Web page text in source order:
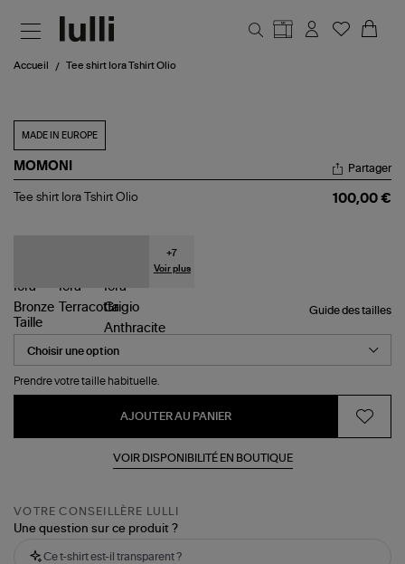
Accueil Tee shirt Iora Tshirt Olio
MADE IN EUROPE
MOMONI
Tee
Partager
Tee shirt Iora Tshirt Olio 100,00 €
+7
Voir plus
Guide des tailles
Taille
Prendre votre taille habituelle.
AJOUTER AU PANIER
VOIR DISPONIBILITÉ EN BOUTIQUE
VOTRE CONSEILLÈRE LULLI
Une question sur ce produit ?
Ce t-shirt est-il transparent ?